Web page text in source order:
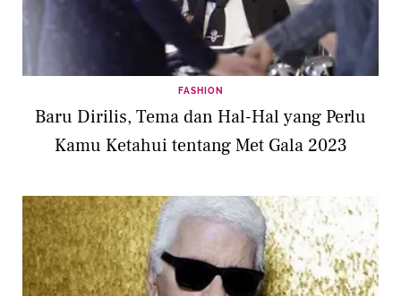
FASHION
Baru Dirilis, Tema dan Hal-Hal yang Perlu
Kamu Ketahui tentang Met Gala 2023